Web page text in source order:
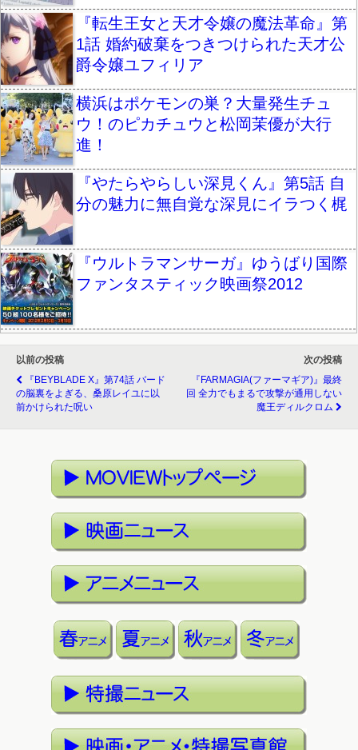
『転生王女と天才令嬢の魔法革命』第
1話 婚約破棄をつきつけられた天才公
爵令嬢ユフィリア
横浜はポケモンの巣？大量発生チュ
ウ！のピカチュウと松岡茉優が大行
進！
『やたらやらしい深見くん』第5話 自
分の魅力に無自覚な深見にイラつく梶
『ウルトラマンサーガ』ゆうばり国際
ファンタスティック映画祭2012
以前の投稿
『BEYBLADE X』第74話 バード
の脳裏をよぎる、桑原レイユに以
前かけられた呪い
次の投稿
『FARMAGIA(ファーマギア)』最終
回 全力でもまるで攻撃が通用しない
魔王ディルクロム